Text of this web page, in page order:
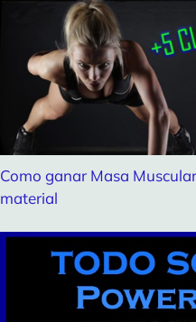
Como ganar Masa
material